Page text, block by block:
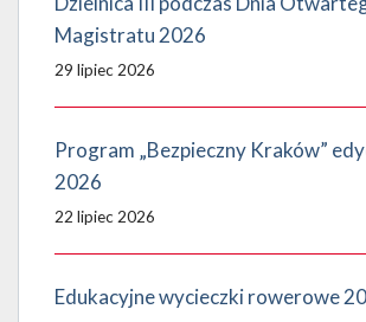
Magistratu 2026
29 lipiec 2026
Program „Bezpieczny Kraków”
2026
22 lipiec 2026
Edukacyjne wycieczki rowerowe